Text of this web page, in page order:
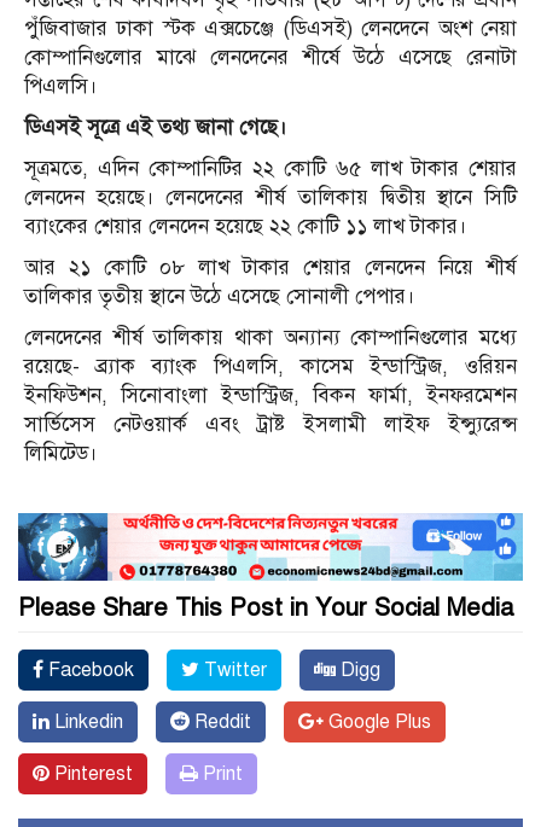
পুঁজিবাজার ঢাকা স্টক এক্সচেঞ্জে (ডিএসই) লেনদেনে অংশ নেয়া
কোম্পানিগুলোর মাঝে লেনদেনের শীর্ষে উঠে এসেছে রেনাটা
পিএলসি।
ডিএসই সূত্রে এই তথ্য জানা গেছে।
সূত্রমতে, এদিন কোম্পানিটির ২২ কোটি ৬৫ লাখ টাকার শেয়ার
লেনদেন হয়েছে। লেনদেনের শীর্ষ তালিকায় দ্বিতীয় স্থানে সিটি
ব্যাংকের শেয়ার লেনদেন হয়েছে ২২ কোটি ১১ লাখ টাকার।
আর ২১ কোটি ০৮ লাখ টাকার শেয়ার লেনদেন নিয়ে শীর্ষ
তালিকার তৃতীয় স্থানে উঠে এসেছে সোনালী পেপার।
লেনদেনের শীর্ষ তালিকায় থাকা অন্যান্য কোম্পানিগুলোর মধ্যে
রয়েছে- ব্র্যাক ব্যাংক পিএলসি, কাসেম ইন্ডাস্ট্রিজ, ওরিয়ন
ইনফিউশন, সিনোবাংলা ইন্ডাস্ট্রিজ, বিকন ফার্মা, ইনফরমেশন
সার্ভিসেস নেটওয়ার্ক এবং ট্রাষ্ট ইসলামী লাইফ ইন্স্যুরেন্স
লিমিটেড।
Please Share This Post in Your Social Media
Facebook Twitter Digg
Linkedin Reddit Google Plus
Pinterest Print